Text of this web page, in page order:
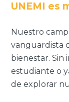
UNEMI es
Nuestro
vanguardista
bienestar.
estudiante o
de explorar